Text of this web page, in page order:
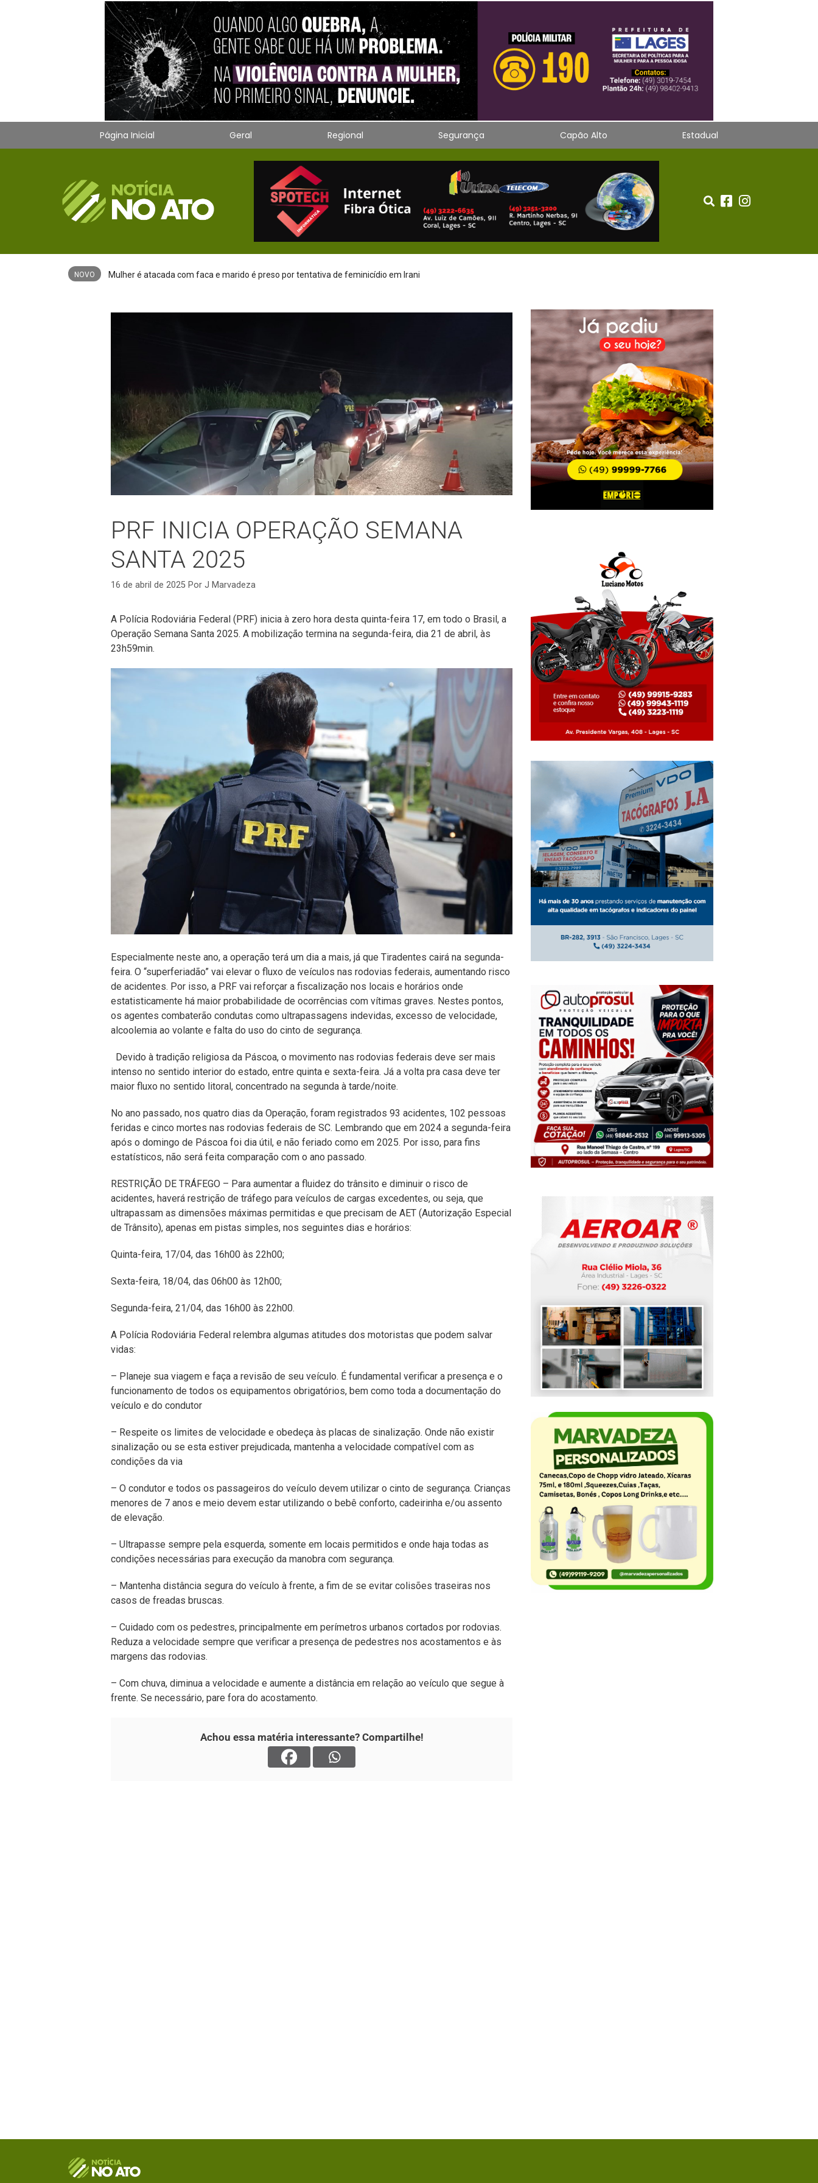
Página Inicial Geral Regional Segurança Capão Alto Estadual
NOVO PM apreende espingarda e 27 munições após denúncia de disparos em Alfredo Wagner
PRF INICIA OPERAÇÃO SEMANA
SANTA 2025
16 de abril de 2025 Por J Marvadeza
A Polícia Rodoviária Federal (PRF) inicia à zero hora desta quinta-feira 17, em todo o Brasil, a
Operação Semana Santa 2025. A mobilização termina na segunda-feira, dia 21 de abril, às
23h59min.
Especialmente neste ano, a operação terá um dia a mais, já que Tiradentes cairá na segunda-
feira. O “superferiadão” vai elevar o fluxo de veículos nas rodovias federais, aumentando risco
de acidentes. Por isso, a PRF vai reforçar a fiscalização nos locais e horários onde
estatisticamente há maior probabilidade de ocorrências com vítimas graves. Nestes pontos,
os agentes combaterão condutas como ultrapassagens indevidas, excesso de velocidade,
alcoolemia ao volante e falta do uso do cinto de segurança.
Devido à tradição religiosa da Páscoa, o movimento nas rodovias federais deve ser mais
intenso no sentido interior do estado, entre quinta e sexta-feira. Já a volta pra casa deve ter
maior fluxo no sentido litoral, concentrado na segunda à tarde/noite.
No ano passado, nos quatro dias da Operação, foram registrados 93 acidentes, 102 pessoas
feridas e cinco mortes nas rodovias federais de SC. Lembrando que em 2024 a segunda-feira
após o domingo de Páscoa foi dia útil, e não feriado como em 2025. Por isso, para fins
estatísticos, não será feita comparação com o ano passado.
RESTRIÇÃO DE TRÁFEGO – Para aumentar a fluidez do trânsito e diminuir o risco de
acidentes, haverá restrição de tráfego para veículos de cargas excedentes, ou seja, que
ultrapassam as dimensões máximas permitidas e que precisam de AET (Autorização Especial
de Trânsito), apenas em pistas simples, nos seguintes dias e horários:
Quinta-feira, 17/04, das 16h00 às 22h00;
Sexta-feira, 18/04, das 06h00 às 12h00;
Segunda-feira, 21/04, das 16h00 às 22h00.
A Polícia Rodoviária Federal relembra algumas atitudes dos motoristas que podem salvar
vidas:
– Planeje sua viagem e faça a revisão de seu veículo. É fundamental verificar a presença e o
funcionamento de todos os equipamentos obrigatórios, bem como toda a documentação do
veículo e do condutor
– Respeite os limites de velocidade e obedeça às placas de sinalização. Onde não existir
sinalização ou se esta estiver prejudicada, mantenha a velocidade compatível com as
condições da via
– O condutor e todos os passageiros do veículo devem utilizar o cinto de segurança. Crianças
menores de 7 anos e meio devem estar utilizando o bebê conforto, cadeirinha e/ou assento
de elevação.
– Ultrapasse sempre pela esquerda, somente em locais permitidos e onde haja todas as
condições necessárias para execução da manobra com segurança.
– Mantenha distância segura do veículo à frente, a fim de se evitar colisões traseiras nos
casos de freadas bruscas.
– Cuidado com os pedestres, principalmente em perímetros urbanos cortados por rodovias.
Reduza a velocidade sempre que verificar a presença de pedestres nos acostamentos e às
margens das rodovias.
– Com chuva, diminua a velocidade e aumente a distância em relação ao veículo que segue à
frente. Se necessário, pare fora do acostamento.
Achou essa matéria interessante? Compartilhe!